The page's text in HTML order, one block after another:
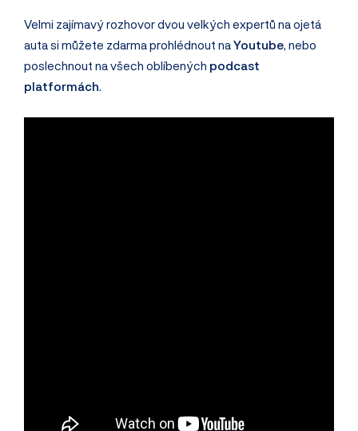
Velmi zajímavý rozhovor dvou velkých expertů na ojetá
auta si můžete zdarma prohlédnout naYoutube, nebo
poslechnout na všech oblíbených podcast
platformách.